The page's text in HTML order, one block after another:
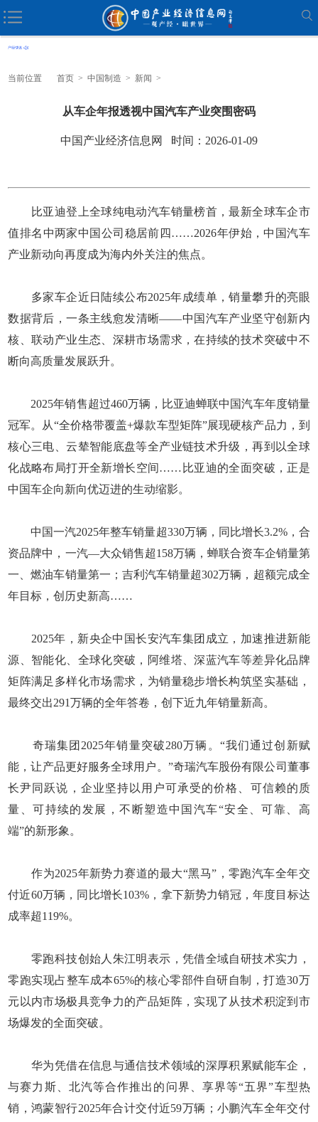
当前位置 首页 > 中国制造 > 新闻 >
从车企年报透视中国汽车产业突围密码
中国产业经济信息网 时间：2026-01-09
比亚迪登上全球纯电动汽车销量榜首，最新全球车企市
值排名中两家中国公司稳居前四……2026年伊始，中国汽车
产业新动向再度成为海内外关注的焦点。
多家车企近日陆续公布2025年成绩单，销量攀升的亮眼
数据背后，一条主线愈发清晰——中国汽车产业坚守创新内
核、联动产业生态、深耕市场需求，在持续的技术突破中不
断向高质量发展跃升。
2025年销售超过460万辆，比亚迪蝉联中国汽车年度销量
冠军。从“全价格带覆盖+爆款车型矩阵”展现硬核产品力，到
核心三电、云辇智能底盘等全产业链技术升级，再到以全球
化战略布局打开全新增长空间……比亚迪的全面突破，正是
中国车企向新向优迈进的生动缩影。
中国一汽2025年整车销量超330万辆，同比增长3.2%，合
资品牌中，一汽—大众销售超158万辆，蝉联合资车企销量第
一、燃油车销量第一；吉利汽车销量超302万辆，超额完成全
年目标，创历史新高……
2025年，新央企中国长安汽车集团成立，加速推进新能
源、智能化、全球化突破，阿维塔、深蓝汽车等差异化品牌
矩阵满足多样化市场需求，为销量稳步增长构筑坚实基础，
最终交出291万辆的全年答卷，创下近九年销量新高。
奇瑞集团2025年销量突破280万辆。“我们通过创新赋
能，让产品更好服务全球用户。”奇瑞汽车股份有限公司董事
长尹同跃说，企业坚持以用户可承受的价格、可信赖的质
量、可持续的发展，不断塑造中国汽车“安全、可靠、高
端”的新形象。
作为2025年新势力赛道的最大“黑马”，零跑汽车全年交
付近60万辆，同比增长103%，拿下新势力销冠，年度目标达
成率超119%。
零跑科技创始人朱江明表示，凭借全域自研技术实力，
零跑实现占整车成本65%的核心零部件自研自制，打造30万
元以内市场极具竞争力的产品矩阵，实现了从技术积淀到市
场爆发的全面突破。
华为凭借在信息与通信技术领域的深厚积累赋能车企，
与赛力斯、北汽等合作推出的问界、享界等“五界”车型热
销，鸿蒙智行2025年合计交付近59万辆；小鹏汽车全年交付